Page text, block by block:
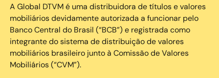
A Global DTVM é uma distribuidora de títulos e valores
mobiliários devidamente autorizada a funcionar pelo
Banco Central do Brasil (“BCB”) e registrada como
integrante do sistema de distribuição de valores
mobiliários brasileiro junto à Comissão de Valores
Mobiliários (“CVM”).